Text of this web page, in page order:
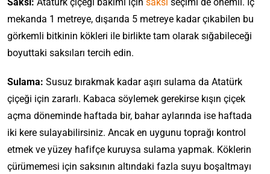
Saksı: Atatürk çiçeği bakımı için saksı seçimi de önemli. İç
mekanda 1 metreye, dışarıda 5 metreye kadar çıkabilen bu
görkemli bitkinin kökleri ile birlikte tam olarak sığabileceği
boyuttaki saksıları tercih edin.
Sulama: Susuz bırakmak kadar aşırı sulama da Atatürk
çiçeği için zararlı. Kabaca söylemek gerekirse kışın çiçek
açma döneminde haftada bir, bahar aylarında ise haftada
iki kere sulayabilirsiniz. Ancak en uygunu toprağı kontrol
etmek ve yüzey hafifçe kuruysa sulama yapmak. Köklerin
çürümemesi için saksının altındaki fazla suyu boşaltmayı